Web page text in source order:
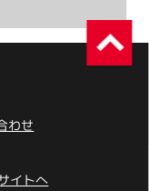
わせ
イトへ